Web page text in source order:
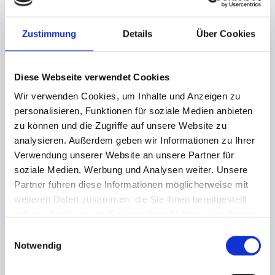
Zustimmung Details Über Cookies
Diese Webseite verwendet Cookies
Wir verwenden Cookies, um Inhalte und Anzeigen zu
personalisieren, Funktionen für soziale Medien anbieten
zu können und die Zugriffe auf unsere Website zu
analysieren. Außerdem geben wir Informationen zu Ihrer
Verwendung unserer Website an unsere Partner für
soziale Medien, Werbung und Analysen weiter. Unsere
Partner führen diese Informationen möglicherweise mit
weiteren Daten zusammen, die Sie ihnen bereitgestellt
Notwendig
abhandenkommen, so ist tixlr nicht zum Ersatz der
Zahlung von Ticketkäufer fehlschlägt oder bei
Auch bei überschreiten vorhandener Kontingente
aufgrund technischer Probleme von tixlr behält sich
tixlr das Recht einer Stornierung vor. Durch die
Gutschrift gezahlter Beträge kann die Stornierung
auch konkludent erfolgen.
Widerrufsrecht